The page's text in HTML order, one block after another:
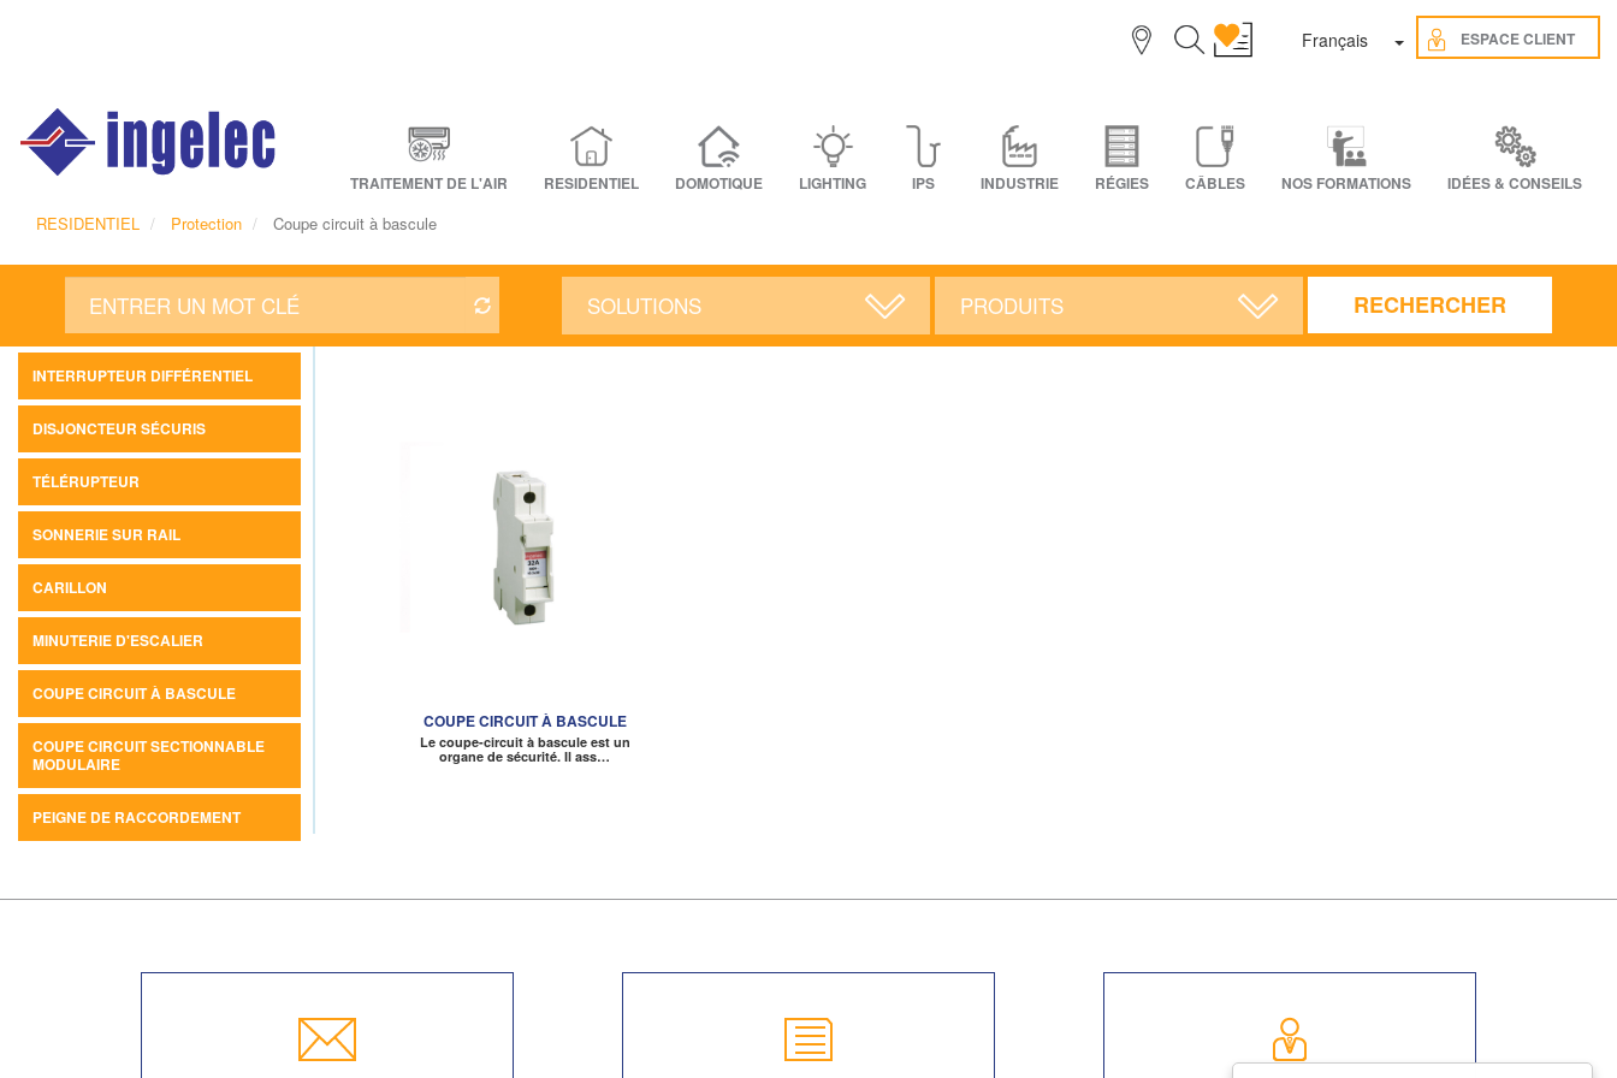
Français Toggle Dropdown
ESPACE CLIENT
TRAITEMENT DE L'AIR RESIDENTIEL DOMOTIQUE LIGHTING IPS INDUSTRIE RÉGIES CÂBLES NOS FORMATIONS IDÉES & CONSEILS
RESIDENTIEL Protection Coupe circuit à bascule
RECHERCHER
INTERRUPTEUR DIFFÉRENTIEL
DISJONCTEUR SÉCURIS
TÉLÉRUPTEUR
SONNERIE SUR RAIL
CARILLON
MINUTERIE D'ESCALIER
COUPE CIRCUIT À BASCULE
COUPE CIRCUIT SECTIONNABLE
MODULAIRE
PEIGNE DE RACCORDEMENT
COUPE CIRCUIT À BASCULE
Le coupe-circuit à bascule est un
organe de sécurité. Il ass…